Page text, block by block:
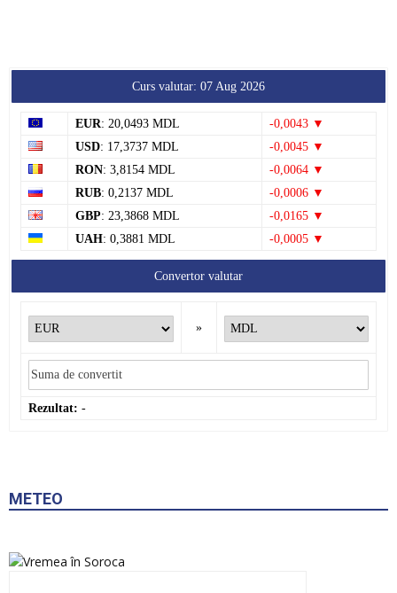
Curs valutar: 07 Aug 2026
EUR: 20,0493 MDL
-0,0043 ▼
USD: 17,3737 MDL
-0,0045 ▼
RON: 3,8154 MDL
-0,0064 ▼
RUB: 0,2137 MDL
-0,0006 ▼
GBP: 23,3868 MDL
-0,0165 ▼
UAH: 0,3881 MDL -0,0005 ▼
Convertor valutar
»
Rezultat: -
METEO